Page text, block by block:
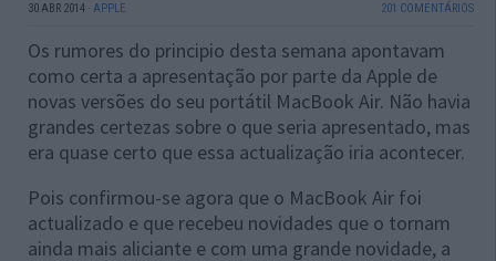
30 ABR 2014 · APPLE 201 COMENTÁRIOS
Os rumores do principio desta semana apontavam
como certa a apresentação por parte da Apple de
novas versões do seu portátil MacBook Air. Não havia
grandes certezas sobre o que seria apresentado, mas
era quase certo que essa actualização iria acontecer.
Pois confirmou-se agora que o MacBook Air foi
actualizado e que recebeu novidades que o tornam
ainda mais aliciante e com uma grande novidade, a